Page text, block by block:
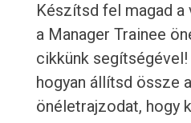
Készítsd fel magad
a Manager Trainee
cikkünk segítségével!
hogyan állítsd össze
önéletrajzodat, hogy